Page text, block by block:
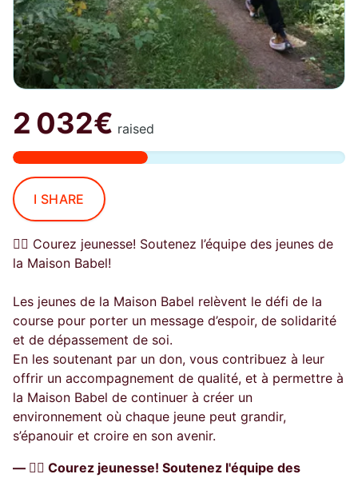
2 032€ raised
I SHARE
🏃‍♂️ Courez jeunesse! Soutenez l’équipe des jeunes de
la Maison Babel!
Les jeunes de la Maison Babel relèvent le défi de la
course pour porter un message d’espoir, de solidarité
et de dépassement de soi.
En les soutenant par un don, vous contribuez à leur
offrir un accompagnement de qualité, et à permettre à
la Maison Babel de continuer à créer un
environnement où chaque jeune peut grandir,
s’épanouir et croire en son avenir.
— 🏃‍♂️ Courez jeunesse! Soutenez l'équipe des